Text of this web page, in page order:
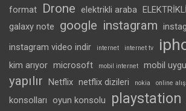
format
Drone elektrikli araba
galaxy note google instagram
instagram video indir
internet internet tv
kim arıyor microsoft mobil internet mobil
yapılır Netflix netflix dizileri nokia online
konsolları
oyun konsolu playstation